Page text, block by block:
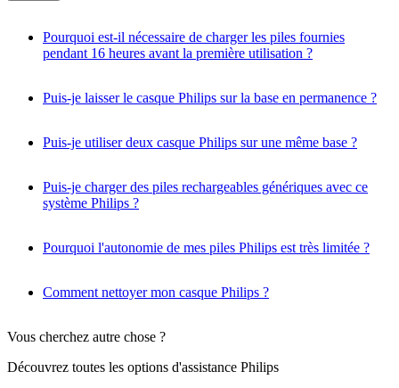
Pourquoi est-il nécessaire de charger les piles fournies
pendant 16 heures avant la première utilisation ?
Puis-je laisser le casque Philips sur la base en permanence ?
Puis-je utiliser deux casque Philips sur une même base ?
Puis-je charger des piles rechargeables génériques avec ce
système Philips ?
Pourquoi l'autonomie de mes piles Philips est très limitée ?
Comment nettoyer mon casque Philips ?
Vous cherchez autre chose ?
Découvrez toutes les options d'assistance Philips